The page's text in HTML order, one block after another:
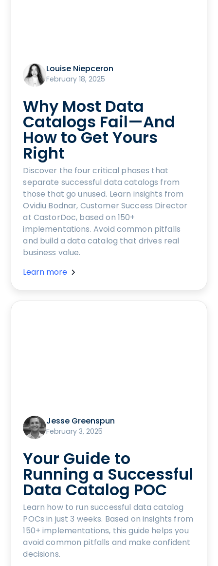
Louise Niepceron
February 18, 2025
Why Most Data
Catalogs Fail—And
How to Get Yours
Right
Discover the four critical phases that
separate successful data catalogs from
those that go unused. Learn insights from
Ovidiu Bodnar, Customer Success Director
at CastorDoc, based on 150+
implementations. Avoid common pitfalls
and build a data catalog that drives real
business value.
Learn more
Jesse Greenspun
February 3, 2025
Your Guide to
Running a Successful
Data Catalog POC
Learn how to run successful data catalog
POCs in just 3 weeks. Based on insights from
150+ implementations, this guide helps you
avoid common pitfalls and make confident
decisions.